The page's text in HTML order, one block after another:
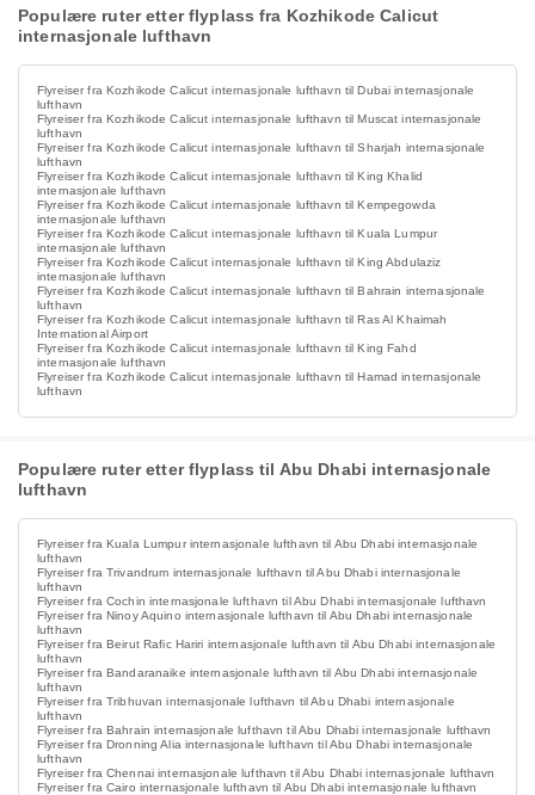
Populære ruter etter flyplass fra Kozhikode Calicut
internasjonale lufthavn
Flyreiser fra Kozhikode Calicut internasjonale lufthavn til Dubai internasjonale
lufthavn
Flyreiser fra Kozhikode Calicut internasjonale lufthavn til Muscat internasjonale
lufthavn
Flyreiser fra Kozhikode Calicut internasjonale lufthavn til Sharjah internasjonale
lufthavn
Flyreiser fra Kozhikode Calicut internasjonale lufthavn til King Khalid
internasjonale lufthavn
Flyreiser fra Kozhikode Calicut internasjonale lufthavn til Kempegowda
internasjonale lufthavn
Flyreiser fra Kozhikode Calicut internasjonale lufthavn til Kuala Lumpur
internasjonale lufthavn
Flyreiser fra Kozhikode Calicut internasjonale lufthavn til King Abdulaziz
internasjonale lufthavn
Flyreiser fra Kozhikode Calicut internasjonale lufthavn til Bahrain internasjonale
lufthavn
Flyreiser fra Kozhikode Calicut internasjonale lufthavn til Ras Al Khaimah
International Airport
Flyreiser fra Kozhikode Calicut internasjonale lufthavn til King Fahd
internasjonale lufthavn
Flyreiser fra Kozhikode Calicut internasjonale lufthavn til Hamad internasjonale
lufthavn
Populære ruter etter flyplass til Abu Dhabi internasjonale
lufthavn
Flyreiser fra Kuala Lumpur internasjonale lufthavn til Abu Dhabi internasjonale
lufthavn
Flyreiser fra Trivandrum internasjonale lufthavn til Abu Dhabi internasjonale
lufthavn
Flyreiser fra Cochin internasjonale lufthavn til Abu Dhabi internasjonale lufthavn
Flyreiser fra Ninoy Aquino internasjonale lufthavn til Abu Dhabi internasjonale
lufthavn
Flyreiser fra Beirut Rafic Hariri internasjonale lufthavn til Abu Dhabi internasjonale
lufthavn
Flyreiser fra Bandaranaike internasjonale lufthavn til Abu Dhabi internasjonale
lufthavn
Flyreiser fra Tribhuvan internasjonale lufthavn til Abu Dhabi internasjonale
lufthavn
Flyreiser fra Bahrain internasjonale lufthavn til Abu Dhabi internasjonale lufthavn
Flyreiser fra Dronning Alia internasjonale lufthavn til Abu Dhabi internasjonale
lufthavn
Flyreiser fra Chennai internasjonale lufthavn til Abu Dhabi internasjonale lufthavn
Flyreiser fra Cairo internasjonale lufthavn til Abu Dhabi internasjonale lufthavn